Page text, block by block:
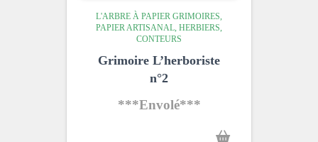
L'ARBRE À PAPIER GRIMOIRES,
PAPIER ARTISANAL, HERBIERS,
CONTEURS
Grimoire L’herboriste
n°2
***Envolé***